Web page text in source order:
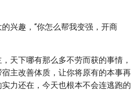
兴趣，“你怎么帮我变强，开商
天下哪有那么多不劳而获的事情，
主改善体质，让你将原有的本事再
力还在，今天也根本不会连逃跑的